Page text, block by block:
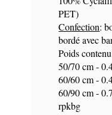
PET)
Confection:
bordé avec
Poids
50/70 cm -
60/60 cm -
60/90 cm -
rpkbg